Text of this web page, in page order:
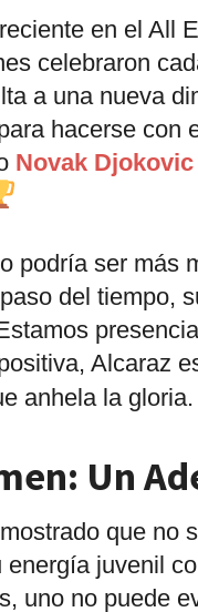
en el All
celebraron
a una nueva
hacerse con
Novak Djokovic
podría ser más
del tiempo,
Alcaraz
anhela la gloria.
Un
que no
energía juvenil
uno no puede